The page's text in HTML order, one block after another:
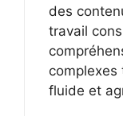
des
travail
fluide et